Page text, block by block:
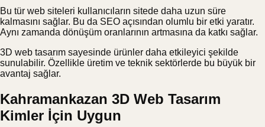
Bu tür web siteleri kullanıcıların sitede daha uzun süre
kalmasını sağlar. Bu da SEO açısından olumlu bir etki yaratır.
Aynı zamanda dönüşüm oranlarının artmasına da katkı sağlar.
3D web tasarım sayesinde ürünler daha etkileyici şekilde
sunulabilir. Özellikle üretim ve teknik sektörlerde bu büyük bir
avantaj sağlar.
Kahramankazan 3D Web Tasarım
Kimler İçin Uygun